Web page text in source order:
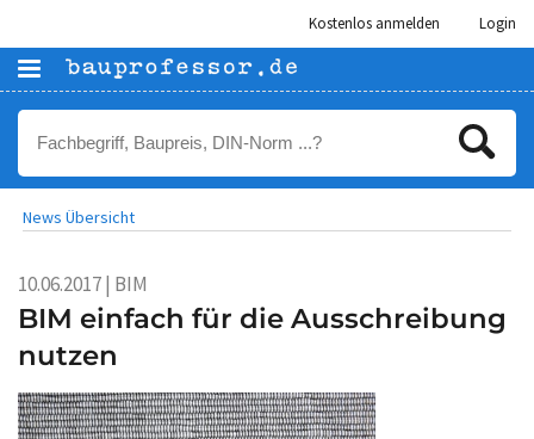
Kostenlos anmelden Login
News Übersicht
10.06.2017 | BIM
BIM einfach für die Ausschreibung
nutzen